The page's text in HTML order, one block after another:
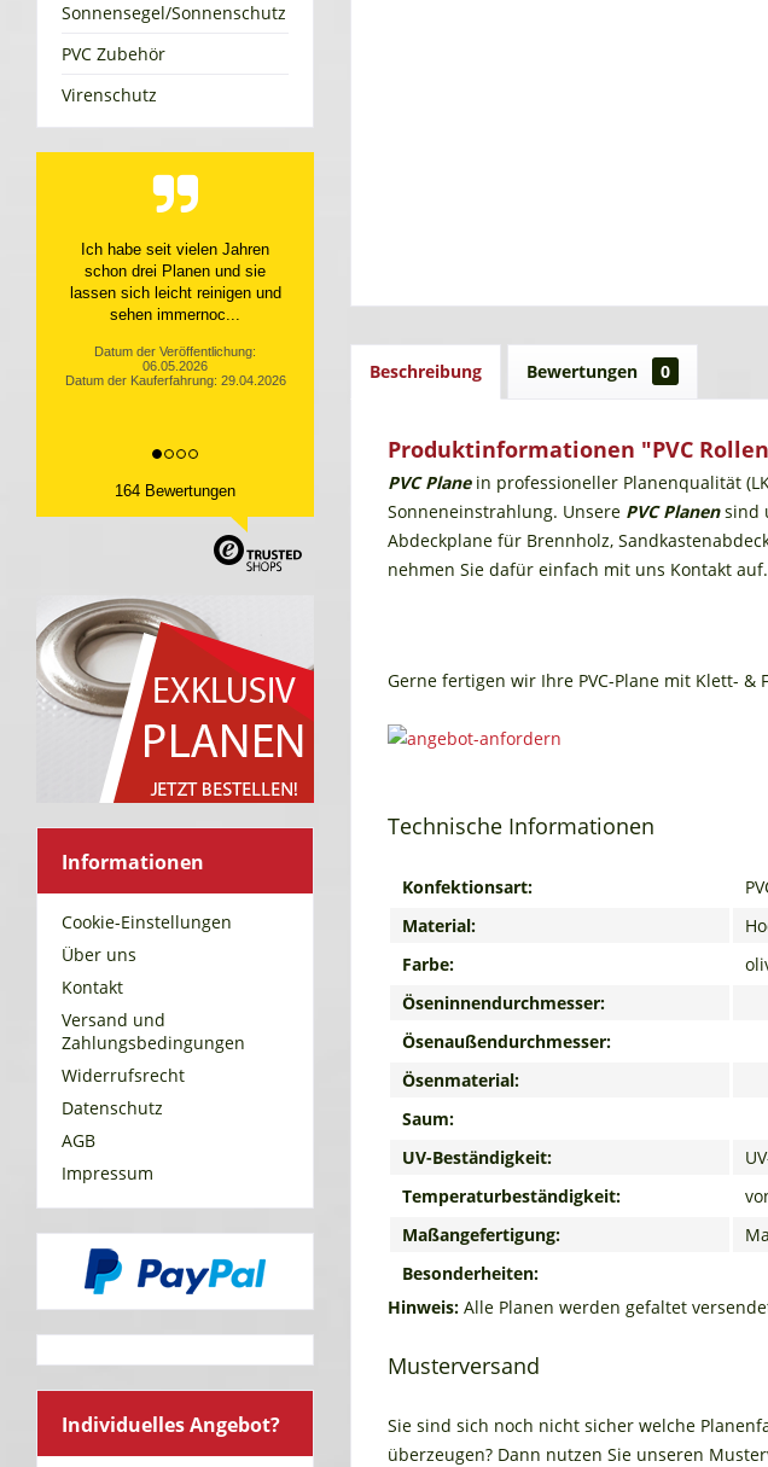
Sonnensegel/Sonnenschutz
PVC Zubehör
Virenschutz
Top Service, top Produkt
Datum der Veröffentlichung:
10.04.2026
Datum der Kauferfahrung: 31.03.2026
164 Bewertungen
Informationen
Cookie-Einstellungen
Über uns
Kontakt
Versand und
Zahlungsbedingungen
Widerrufsrecht
Datenschutz
AGB
Impressum
Individuelles Angebot?
Beschreibung Bewertungen 0
Produktinformationen "PVC
PVC Planein professioneller Planenqualität
Sonneneinstrahlung. Unsere PVC Planensind
Abdeckplane für Brennholz,
nehmen Sie dafür einfach mit uns Kontakt auf.
Gerne fertigen wir Ihre PVC-Plane mit Klett- &
Technische Informationen
Konfektionsart:
Material:
Farbe:
Öseninnendurchmesser:
Ösenaußendurchmesser:
Ösenmaterial:
Saum:
UV-Beständigkeit:
Temperaturbeständigkeit:
Maßangefertigung:
Besonderheiten:
Hinweis: Alle Planen werden gefaltet
Musterversand
Sie sind sich noch nicht sicher welche
überzeugen? Dann nutzen Sie unseren